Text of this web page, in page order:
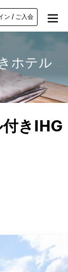
ン / ご入会
ホテル
付きIHG